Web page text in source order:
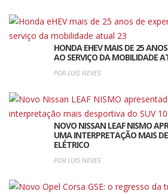
HONDA EHEV MAIS DE 25
AO SERVIÇO DA MOBILIDADE
POR LUIS NEVES
NOVO NISSAN LEAF NISMO
UMA INTERPRETAÇÃO MAIS
ELÉTRICO
POR LUIS NEVES